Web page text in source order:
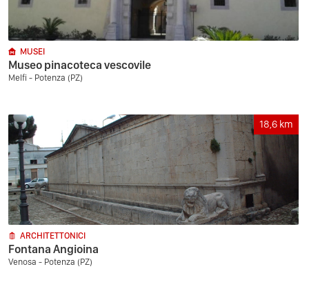
MUSEI
Museo pinacoteca vescovile
Melfi - Potenza (PZ)
18,6 km
ARCHITETTONICI
Fontana Angioina
Venosa - Potenza (PZ)